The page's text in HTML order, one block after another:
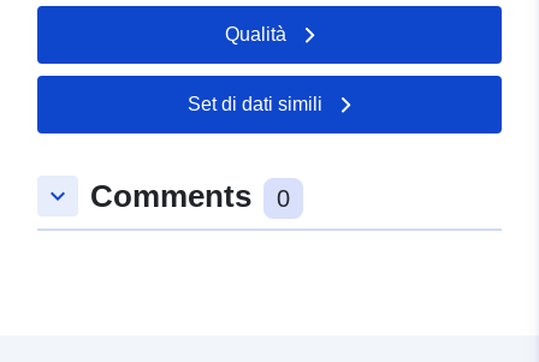
Qualità
Set di dati simili
keyboard_arrow_down Comments 0